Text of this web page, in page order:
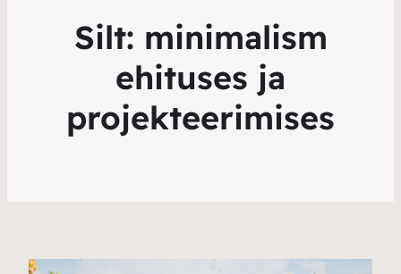
Silt: minimalism
ehituses ja
projekteerimises